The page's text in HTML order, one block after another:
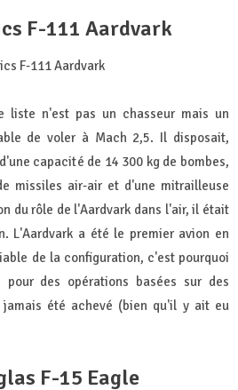
F-111 Aardvark
F-111 Aardvark
liste n'est pas un chasseur mais un
de voler à Mach 2,5. Il disposait,
capacité de 14 300 kg de bombes,
missiles air-air et d'une mitrailleuse
du rôle de l'Aardvark dans l'air, il était
L'Aardvark a été le premier avion en
de la configuration, c'est pourquoi
des opérations basées sur des
été achevé (bien qu'il y ait eu
F-15 Eagle